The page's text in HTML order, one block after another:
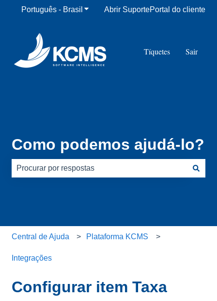
Português - Brasil Mostrar submenu para traduções
Abrir SuportePortal do cliente
Tíquetes Sair
Como podemos ajudá-lo?
Central de Ajuda Plataforma KCMS
Integrações
Configurar item Taxa